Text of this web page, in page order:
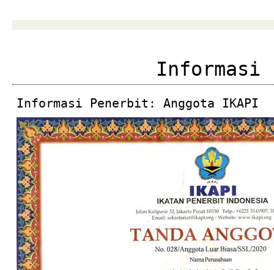
Informasi
Informasi Penerbit: Anggota IKAPI